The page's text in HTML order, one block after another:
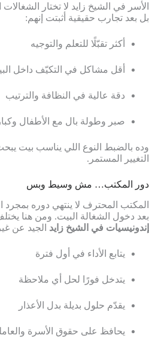
الأسر في الشيخ زايد لا تختار
بل بعد تجارب حقيقية أثبتت إنهم:
أكثر تقبّلًا للتعلم والتوجيه
أقل مشاكل في التكيّف داخل
دقة عالية في النظافة والترتيب
صبر وطولة بال مع الأطفال
وده بالضبط النوع اللي يناسب بيت
التغيير المستمر.
دور المكتب… مش وسيط وبس
المكتب المحترف لا ينتهي دوره بمجرد
بعد دخول الشغالة البيت. ومن هنا
إندونيسيات في الشيخ زايد الجيد عن
يتابع الأداء في أول فترة
يتدخل فورًا لحل أي ملاحظة
يقدّم حلول بديلة بدل الأعذار
يحافظ على حقوق الأسرة